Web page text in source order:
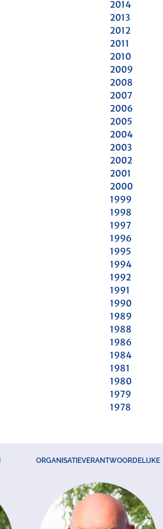
2014
2013
2012
2011
2010
2009
2008
2007
2006
2005
2004
2003
2002
2001
2000
1999
1998
1997
1996
1995
1994
1992
1991
1990
1989
1988
1986
1984
1981
1980
1979
1978
ORGANISATIEVERANTWOORDELIJKE